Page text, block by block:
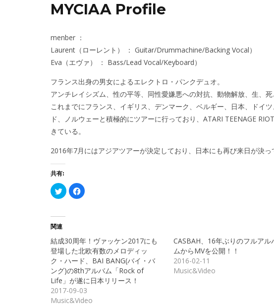
MYCIAA Profile
menber ：
Laurent（ローレント） ： Guitar/Drummachine/Backing Vocal）
Eva（エヴァ） ： Bass/Lead Vocal/Keyboard）
フランス出身の男女によるエレクトロ・パンクデュオ。
アンチレイシズム、性の平等、同性愛嫌悪への対抗、動物解放、生、
これまでにフランス、イギリス、デンマーク、ベルギー、日本、ドイ
ド、ノルウェーと積極的にツアーに行っており、ATARI TEENAGE
きている。
2016年7月にはアジアツアーが決定しており、日本にも再び来日が決っ
共有:
ク
リ
て
共
有
(新
し
い
ウ
ィ
ン
ド
ウ
で
開
Facebook
で
ク
リ
ッ
ク
し
て
く
だ
さ
い
(新
し
関連
結成30周年！ヴァッケン2017にも
登場した北欧有数のメロディッ
ク・ハード、BAI BANG(バイ・バ
ング)の8thアルバム「Rock of
Life」が遂に日本リリース！
2017-09-03
Music&Video
CASBAH、16年ぶりのフルアル
ムからMVを公開！！
2016-02-11
Music&Video